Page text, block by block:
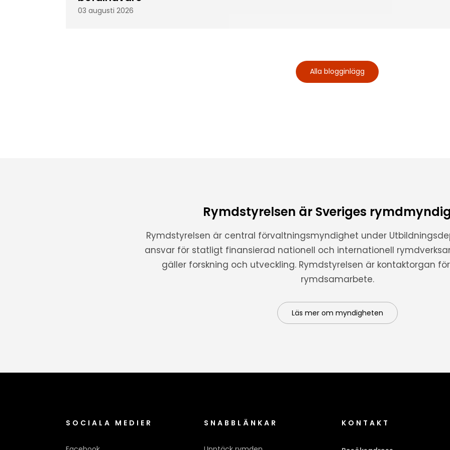
03 augusti 2026
Alla blogginlägg
Rymdstyrelsen är Sveriges
Rymdstyrelsen är central förvaltningsmyndighet under
ansvar för statligt finansierad nationell och internationell
gäller forskning och utveckling. Rymdstyrelsen är kontaktorgan
rymdsamarbete.
Läs mer om myndigheten
SOCIALA MEDIER SNABBLÄNKAR KONTAKT